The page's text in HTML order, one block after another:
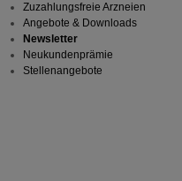
Zuzahlungsfreie Arzneien
Angebote & Downloads
Newsletter
Neukundenprämie
Stellenangebote